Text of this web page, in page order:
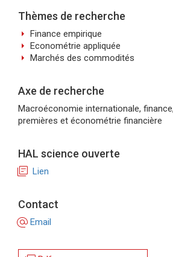
Thèmes de recherche
arrow_right Finance empirique
arrow_right Econométrie appliquée
arrow_right Marchés des commodités
Axe de recherche
Macroéconomie internationale,
premières et économétrie financière
HAL science ouverte
library_books Lien
Contact
alternate_email Email